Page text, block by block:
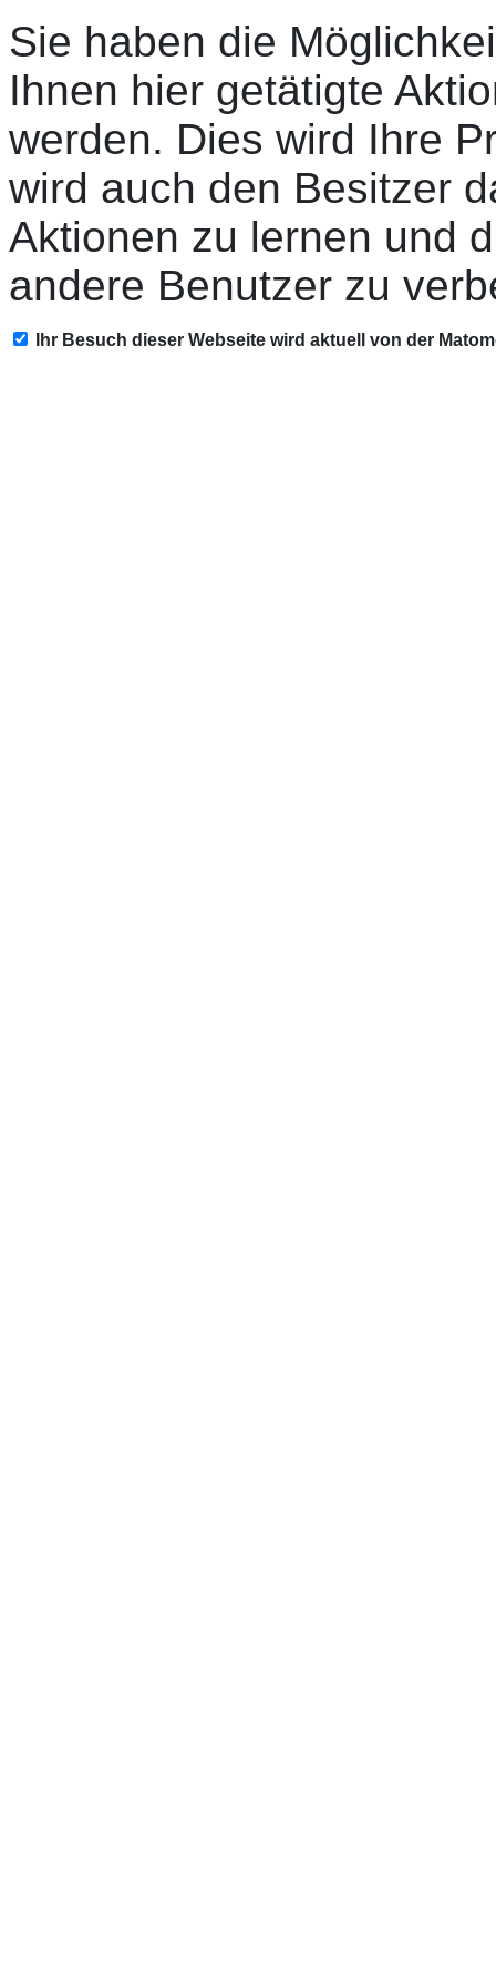
Sie haben die
Ihnen hier getätigte
werden. Dies wird Ihre
wird auch den Besitzer
Aktionen zu lernen und
andere Benutzer zu
Ihr Besuch dieser Webseite wird aktuell von der